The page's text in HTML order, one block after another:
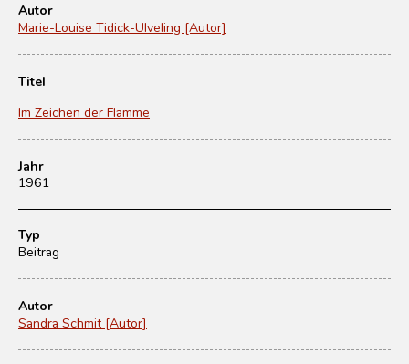
Autor
Marie-Louise Tidick-Ulveling [Autor]
Titel
Im Zeichen der Flamme
Jahr
1961
Typ
Beitrag
Autor
Sandra Schmit [Autor]